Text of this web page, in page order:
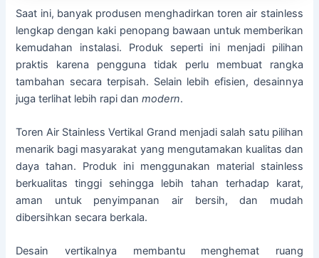
Saat ini, banyak produsen menghadirkan toren air stainless
lengkap dengan kaki penopang bawaan untuk memberikan
kemudahan instalasi. Produk seperti ini menjadi pilihan
praktis karena pengguna tidak perlu membuat rangka
tambahan secara terpisah. Selain lebih efisien, desainnya
juga terlihat lebih rapi danmodern.
Toren Air Stainless Vertikal Grand menjadi salah satu pilihan
menarik bagi masyarakat yang mengutamakan kualitas dan
daya tahan. Produk ini menggunakan material stainless
berkualitas tinggi sehingga lebih tahan terhadap karat,
aman untuk penyimpanan air bersih, dan mudah
dibersihkan secara berkala.
Desain vertikalnya membantu menghemat ruang